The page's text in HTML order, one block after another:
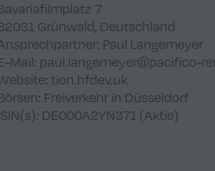
7
Grünwald, Deutschland
Paul Langemeyer
Mail: paul.langemeyer@pacifico-
tion.hfdev.uk
Freiverkehr in Düsseldorf
DE000A2YN371 (Aktie)